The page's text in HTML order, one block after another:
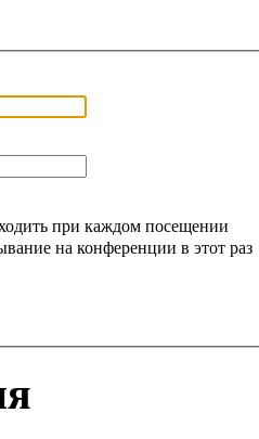
при каждом посещении
на конференции в этот раз